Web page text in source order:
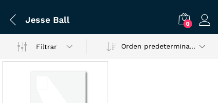
Jesse Ball 0
Filtrar Orden predeterminado